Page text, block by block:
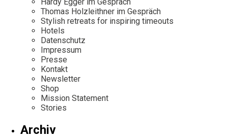
Thomas Holzleithner im Gespräch
Stylish retreats for inspiring timeouts
Hotels
Datenschutz
Impressum
Presse
Kontakt
Newsletter
Shop
Mission Statement
Stories
Archiv